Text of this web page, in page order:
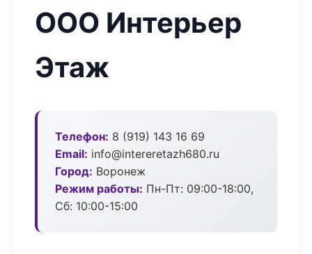
ООО Интерьер
Этаж
Телефон: 8 (919) 143 16 69
Email: info@intereretazh680.ru
Город: Воронеж
Режим работы: Пн-Пт: 09:00-18:00,
Сб: 10:00-15:00